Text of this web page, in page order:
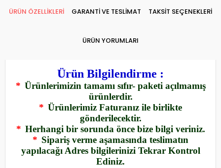
ÜRÜN ÖZELLİKLERİ GARANTİ VE TESLİMAT TAKSİT SEÇENEKLERİ
ÜRÜN YORUMLARI
Ürün Bilgilendirme :
* Ürünlerimizin tamamı sıfır- paketi açılmamış
ürünlerdir.
* Ürünlerimiz Faturanız ile birlikte
gönderilecektir.
* Herhangi bir sorunda önce bize bilgi veriniz.
* Sipariş verme aşamasında teslimatın
yapılacağı Adres bilgilerinizi Tekrar Kontrol
Ediniz.